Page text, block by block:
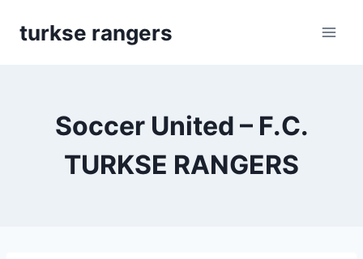
turkse rangers
Soccer United – F.C.
TURKSE RANGERS